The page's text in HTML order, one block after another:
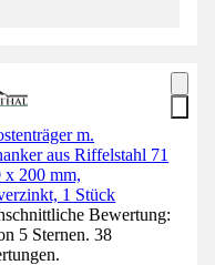
m.
aus Riffelstahl 71
x 200 mm,
1 Stück
Bewertung:
5 Sternen. 38